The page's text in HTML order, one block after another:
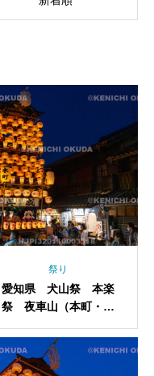
祭り
愛知県 犬山祭 本楽
祭 夜車山（本町・咸